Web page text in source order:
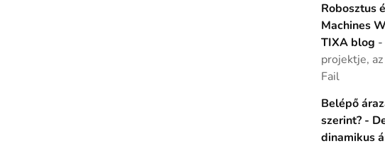
Robosztus
Machines
TIXA blog -
projektje,
Fail
Belépő
szerint? -
dinamikus